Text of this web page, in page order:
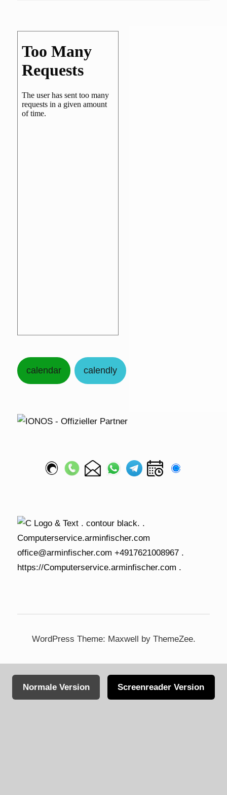
calendar calendly
WordPress Theme: Maxwell by ThemeZee.
Normale Version Screenreader Version